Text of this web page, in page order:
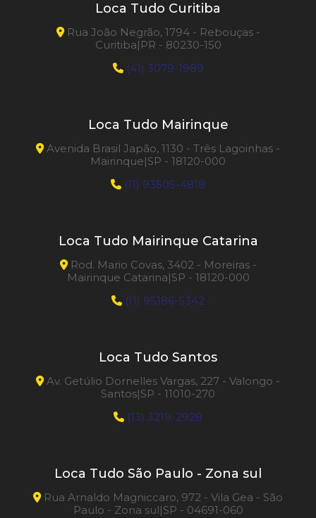
Loca Tudo Curitiba
Rua João Negrão, 1794 - Rebouças -
Curitiba|PR - 80230-150
(41) 3079-1989
Loca Tudo Mairinque
Avenida Brasil Japão, 1130 - Três Lagoinhas -
Mairinque|SP - 18120-000
(11) 93505-4818
Loca Tudo Mairinque Catarina
Rod. Mario Covas, 3402 - Moreiras -
Mairinque Catarina|SP - 18120-000
(11) 95186-5342
Loca Tudo Santos
Av. Getúlio Dornelles Vargas, 227 - Valongo -
Santos|SP - 11010-270
(13) 3219-2928
Loca Tudo São Paulo - Zona sul
Rua Arnaldo Magniccaro, 972 - Vila Gea - São
Paulo - Zona sul|SP - 04691-060